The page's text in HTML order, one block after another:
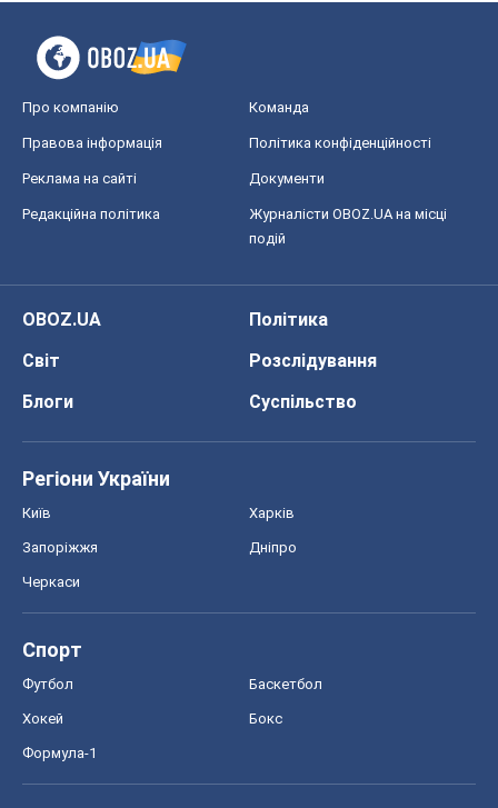
Про компанію Команда
Правова інформація Політика конфіденційності
Реклама на сайті Документи
Редакційна політика
Журналісти OBOZ.UA на місці
подій
OBOZ.UA
Політика
Світ
Розслідування
Блоги
Суспільство
Регіони України
Київ Харків
Запоріжжя Дніпро
Черкаси
Спорт
Футбол Баскетбол
Хокей Бокс
Формула-1